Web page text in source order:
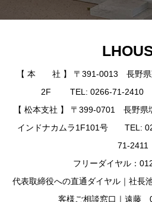
【 本 社 】 〒391-0013 長野県
2F TEL: 0266-71-2410
【 松本支社 】 〒399-0701 長野県
インドナカムラ1F101号 TEL:
71-2411
フリーダイヤル：
代表取締役への直通ダイヤル｜
客様ご相談窓口｜遠藤